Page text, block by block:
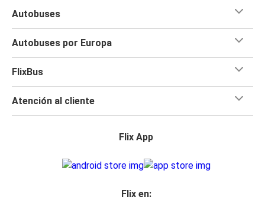
Autobuses
Autobuses por Europa
FlixBus
Atención al cliente
Flix App
Flix en: